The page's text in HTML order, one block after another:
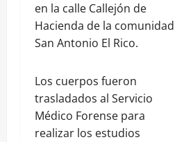
en la calle Callejón de
Hacienda de la comunidad
San Antonio El Rico.
Los cuerpos fueron
trasladados al Servicio
Médico Forense para
realizar los estudios